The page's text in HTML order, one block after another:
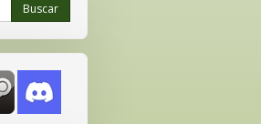
Buscar